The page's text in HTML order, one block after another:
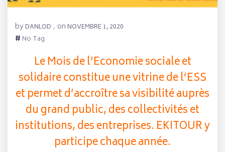
byDANLOD , onNOVEMBRE 1, 2020
# No Tag
Le Mois de l’Economie sociale et
solidaire constitue une vitrine de l’ESS
et permet d’accroître sa visibilité auprès
du grand public, des collectivités et
institutions, des entreprises. EKITOUR y
participe chaque année.